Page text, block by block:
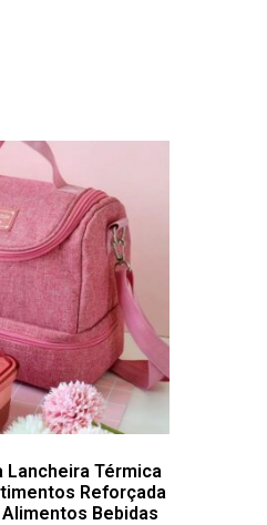
Lancheira Térmica
Reforçada
Bebidas